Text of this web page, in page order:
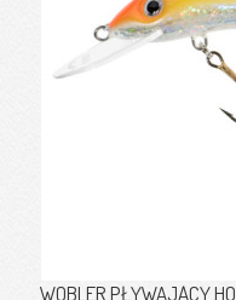
WOBLER PŁYWAJĄCY